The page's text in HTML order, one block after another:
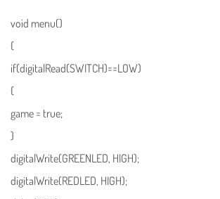
void menu()
{
if(digitalRead(SWITCH)==LOW)
{
game = true;
}
digitalWrite(GREENLED, HIGH);
digitalWrite(REDLED, HIGH);